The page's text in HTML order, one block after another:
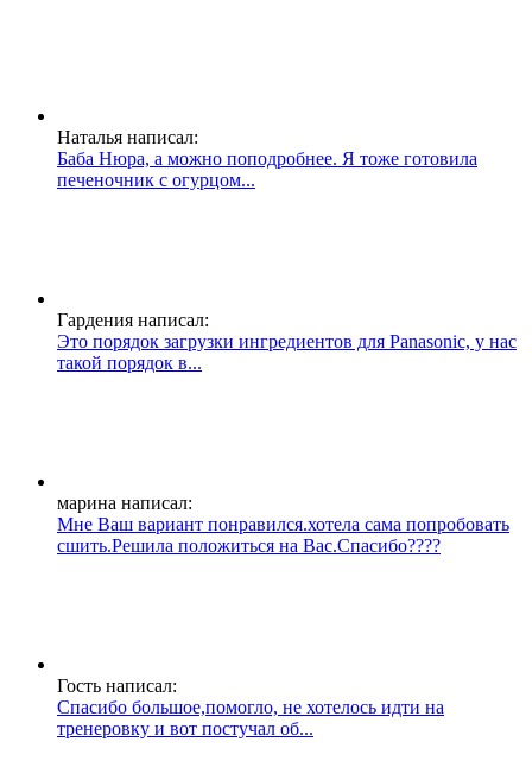
Наталья написал:
Баба Нюра, а можно поподробнее. Я тоже готовила
печеночник с огурцом...
Гардения написал:
Это порядок загрузки ингредиентов для Panasonic, у нас
такой порядок в...
марина написал:
Мне Ваш вариант понравился.хотела сама попробовать
сшить.Решила положиться на Вас.Спасибо????
Гость написал:
Спасибо большое,помогло, не хотелось идти на
тренеровку и вот постучал об...